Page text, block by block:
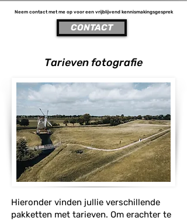
Neem contact met me op voor een vrijblijvend kennismakingsgesprek
CONTACT
Tarieven fotografie
Hieronder vinden jullie verschillende
pakketten met tarieven. Om erachter te